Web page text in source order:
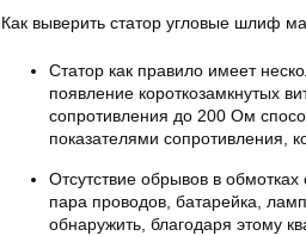
Как выверить статор угловые шлиф
Статор как правило имеет
появление короткозамкнутых
сопротивления до 200 Ом
показателями сопротивления,
Отсутствие обрывов в
пара проводов, батарейка,
обнаружить, благодаря этому